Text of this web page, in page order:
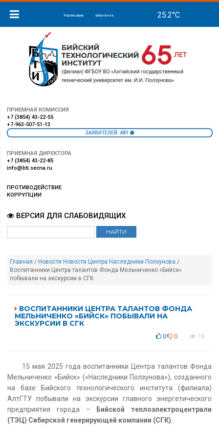
Расписание Web-почта
ПРИЕМНАЯ КОМИССИЯ
+7 (3854) 43-22-55
+7-963-507-51-13
ЗАЯВИТЕЛЕЙ: 481
ПРИЕМНАЯ ДИРЕКТОРА
+7 (3854) 43-22-85
info@bti.secna.ru
ПРОТИВОДЕЙСТВИЕ
КОРРУПЦИИ
ВЕРСИЯ ДЛЯ СЛАБОВИДЯЩИХ
Главная / Новости Новости Центра Наследники Ползунова /
Воспитанники Центра талантов Фонда Мельниченко «Бийск»
побывали на экскурсии в СГК
ВОСПИТАННИКИ ЦЕНТРА ТАЛАНТОВ ФОНДА
МЕЛЬНИЧЕНКО «БИЙСК» ПОБЫВАЛИ НА
ЭКСКУРСИИ В СГК
0 0 18
15 мая 2025 года воспитанники Центра талантов Фонда
Мельниченко «Бийск» («Наследники Ползунова»), созданного
на базе Бийского технологического института (филиала)
АлтГТУ побывали на экскурсии главного энергетического
предприятия города –
Бийской теплоэлектроцентрали
(ТЭЦ) Сибирской генерирующей компании (СГК).